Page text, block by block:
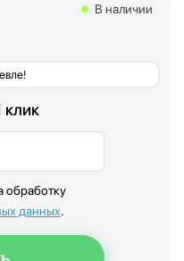
В наличии
клик
обработку
данных.